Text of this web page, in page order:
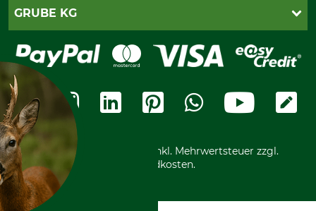
Seilwindenprüfung
Cookie-Einstellungen
Bestellung widerrufen
Widerrufsbelehrung
Widerrufsformular
Kostenloser Rückversand
Nachhaltigkeit
Entsorgung und Umwelt
Datenschutz Print
PayPal
Bankeinzug
Ratenkauf
Rechnung
Vorkasse
GRUBE KG
Leitbild
Karriere
Termine
Ladengeschäft
Motorgeräteshop
Über uns
Community
International
Kooperationen
Alle Preise in Euro und inkl. Mehrwertsteuer zzgl.
Versandkosten.